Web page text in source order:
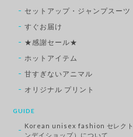
セットアップ・ジャンプスーツ
すぐお届け
★感謝セール★
ホットアイテム
甘すぎないアニマル
オリジナル プリント
GUIDE
Korean unisex fashion セレク
ンデイショップ）について